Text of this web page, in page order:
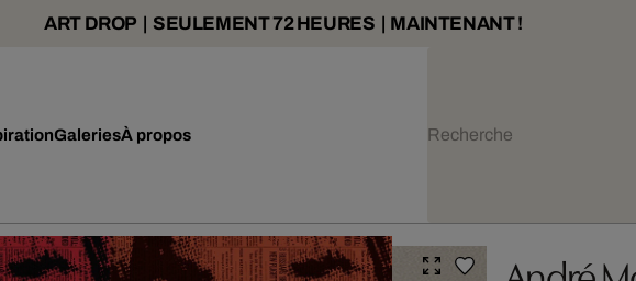
ART DROP | SEULEMENT 72 HEURES | MAINTENANT !
GaleriesÀ propos